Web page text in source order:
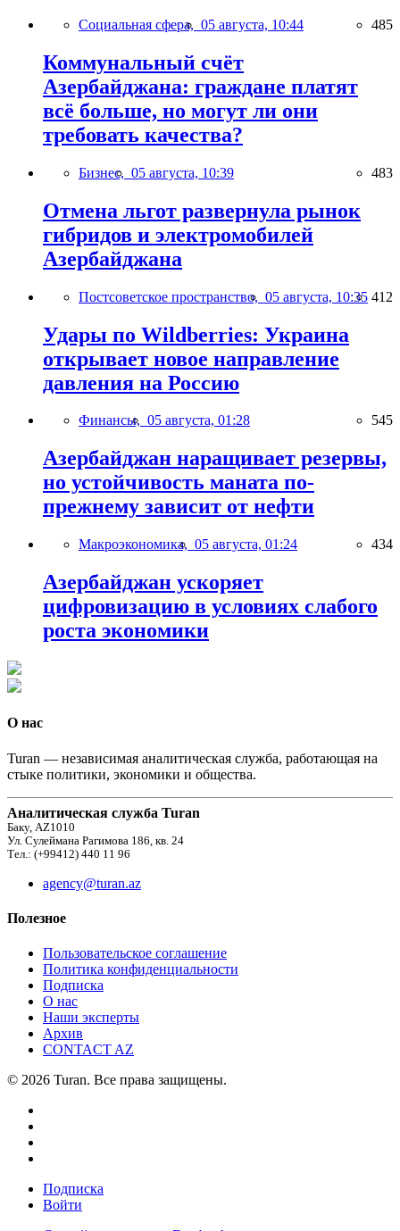
Социальная сфера, 05 августа, 10:44 485
Коммунальный счёт
Азербайджана: граждане платят
всё больше, но могут ли они
требовать качества?
Бизнес, 05 августа, 10:39 483
Отмена льгот развернула рынок
гибридов и электромобилей
Азербайджана
Постсоветское пространство, 05 августа, 10:35 412
Удары по Wildberries: Украина
открывает новое направление
давления на Россию
Финансы, 05 августа, 01:28 545
Азербайджан наращивает резервы,
но устойчивость маната по-
прежнему зависит от нефти
Макроэкономика, 05 августа, 01:24 434
Азербайджан ускоряет
цифровизацию в условиях слабого
роста экономики
О нас
Turan — независимая аналитическая служба, работающая на
стыке политики, экономики и общества.
Аналитическая служба Turan
Баку, AZ1010
Ул. Сулеймана Рагимова 186, кв. 24
Тел.: (+99412) 440 11 96
agency@turan.az
Полезное
Пользовательское соглашение
Политика конфиденциальности
Подписка
О нас
Наши эксперты
Архив
CONTACT AZ
© 2026 Turan. Все права защищены.
Подписка
Войти